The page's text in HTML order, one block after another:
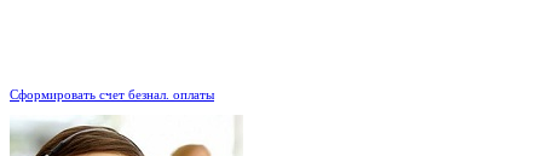
Сформировать счет безнал. оплаты